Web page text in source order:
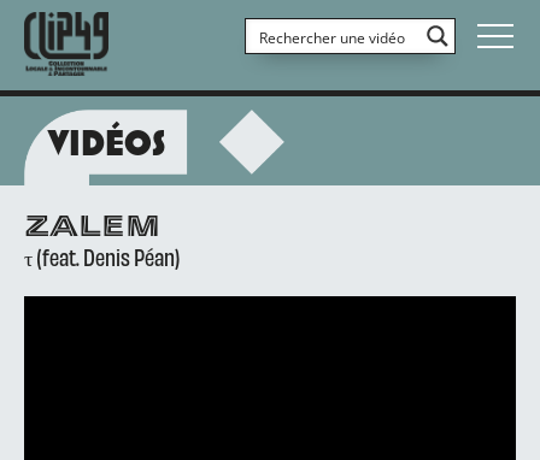
VIDÉOS
ZALEM
τ (feat. Denis Péan)